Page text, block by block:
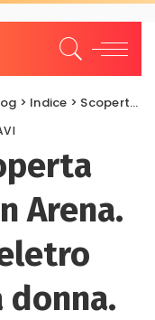
> Indice > Scoperte e scavi
Arena.